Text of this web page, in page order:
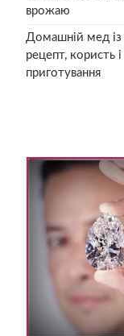
врожаю
Домашній мед із
рецепт, користь
приготування